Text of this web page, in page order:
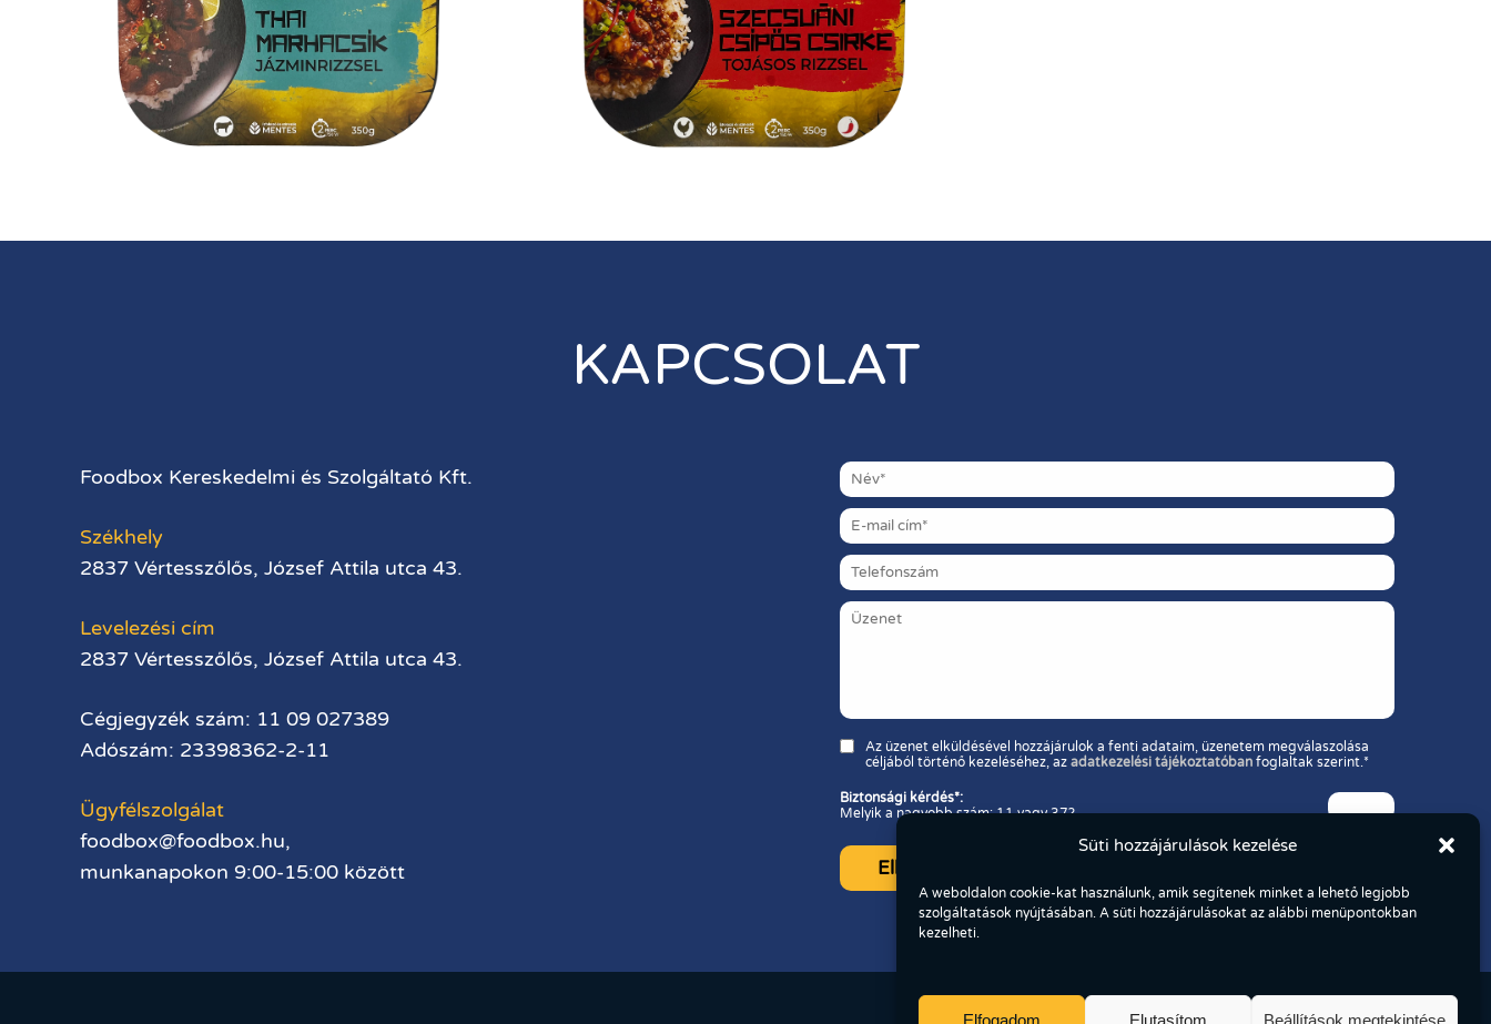
Süti hozzájárulások kezelése
A weboldalon cookie-kat használunk, amik segítenek minket a lehető legjobb
szolgáltatások nyújtásában. A süti hozzájárulásokat az alábbi menüpontokban
kezelheti.
Elfogadom Elutasítom Beállítások megtekintése
KAPCSOLAT
Foodbox Kereskedelmi és Szolgáltató Kft.
Székhely
2837 Vértesszőlős, József Attila utca 43.
Levelezési cím
2837 Vértesszőlős, József Attila utca 43.
Cégjegyzék szám: 11 09 027389
Adószám: 23398362-2-11
Ügyfélszolgálat
foodbox@foodbox.hu,
munkanapokon 9:00-15:00 között
Az üzenet elküldésével hozzájárulok a fenti adataim, üzenetem megválaszolása
céljából történő kezeléséhez, az adatkezelési tájékoztatóban foglaltak szerint.*
Biztonsági kérdés*:
Melyik a nagyobb szám: 11 vagy 37?